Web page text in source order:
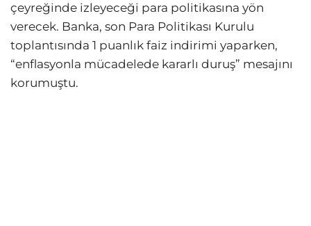
çeyreğinde izleyeceği para politikasına yön
verecek. Banka, son Para Politikası Kurulu
toplantısında 1 puanlık faiz indirimi yaparken,
“enflasyonla mücadelede kararlı duruş” mesajını
korumuştu.